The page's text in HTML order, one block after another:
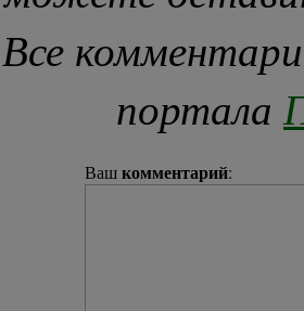
портала
Вашкомментарий: